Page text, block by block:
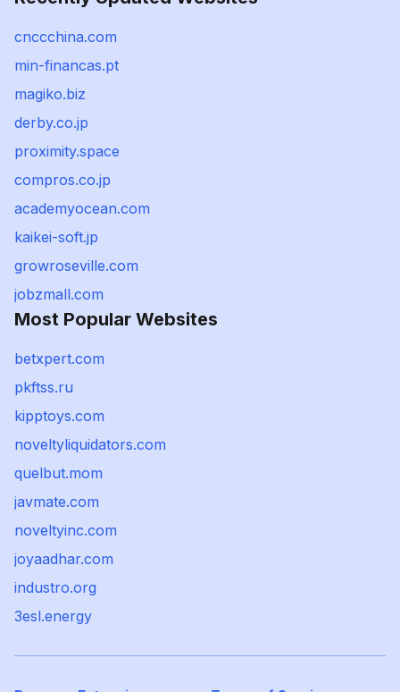
cnccchina.com
min-financas.pt
magiko.biz
derby.co.jp
proximity.space
compros.co.jp
academyocean.com
kaikei-soft.jp
growroseville.com
jobzmall.com
Most Popular Websites
betxpert.com
pkftss.ru
kipptoys.com
noveltyliquidators.com
quelbut.mom
javmate.com
noveltyinc.com
joyaadhar.com
industro.org
3esl.energy